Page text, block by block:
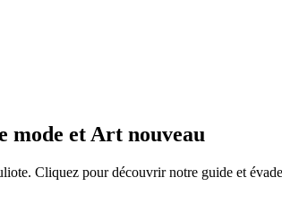
mode et Art nouveau
Cliquez pour découvrir notre guide et